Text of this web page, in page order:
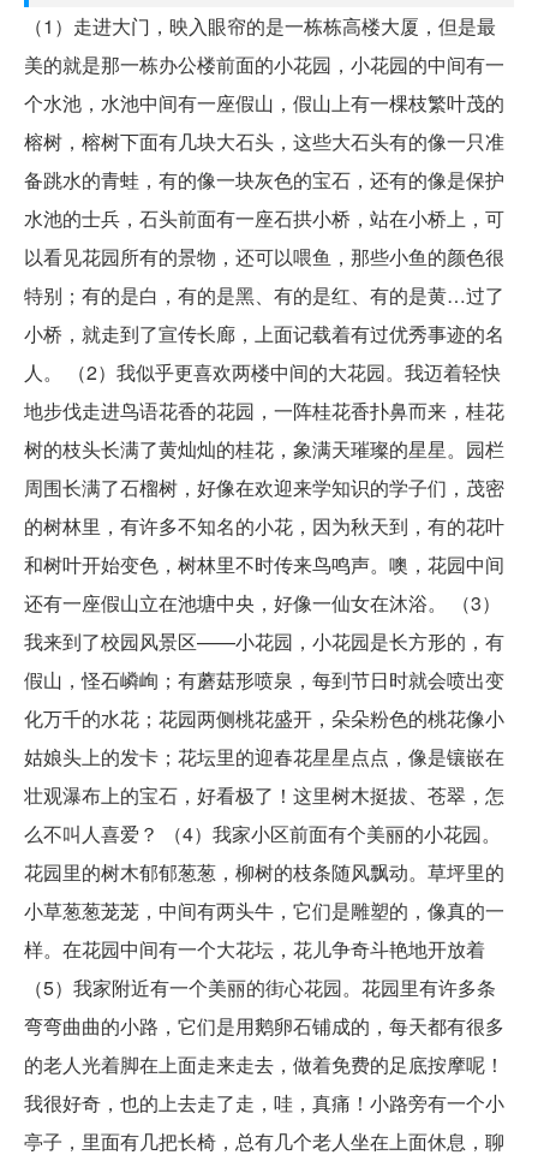
（1）走进大门，映入眼帘的是一栋栋高楼大厦，但是最
美的就是那一栋办公楼前面的小花园，小花园的中间有一
个水池，水池中间有一座假山，假山上有一棵枝繁叶茂的
榕树，榕树下面有几块大石头，这些大石头有的像一只准
备跳水的青蛙，有的像一块灰色的宝石，还有的像是保护
水池的士兵，石头前面有一座石拱小桥，站在小桥上，可
以看见花园所有的景物，还可以喂鱼，那些小鱼的颜色很
特别；有的是白，有的是黑、有的是红、有的是黄…过了
小桥，就走到了宣传长廊，上面记载着有过优秀事迹的名
人。 （2）我似乎更喜欢两楼中间的大花园。我迈着轻快
地步伐走进鸟语花香的花园，一阵桂花香扑鼻而来，桂花
树的枝头长满了黄灿灿的桂花，象满天璀璨的星星。园栏
周围长满了石榴树，好像在欢迎来学知识的学子们，茂密
的树林里，有许多不知名的小花，因为秋天到，有的花叶
和树叶开始变色，树林里不时传来鸟鸣声。噢，花园中间
还有一座假山立在池塘中央，好像一仙女在沐浴。 （3）
我来到了校园风景区——小花园，小花园是长方形的，有
假山，怪石嶙峋；有蘑菇形喷泉，每到节日时就会喷出变
化万千的水花；花园两侧桃花盛开，朵朵粉色的桃花像小
姑娘头上的发卡；花坛里的迎春花星星点点，像是镶嵌在
壮观瀑布上的宝石，好看极了！这里树木挺拔、苍翠，怎
么不叫人喜爱？ （4）我家小区前面有个美丽的小花园。
花园里的树木郁郁葱葱，柳树的枝条随风飘动。草坪里的
小草葱葱茏茏，中间有两头牛，它们是雕塑的，像真的一
样。在花园中间有一个大花坛，花儿争奇斗艳地开放着
（5）我家附近有一个美丽的街心花园。花园里有许多条
弯弯曲曲的小路，它们是用鹅卵石铺成的，每天都有很多
的老人光着脚在上面走来走去，做着免费的足底按摩呢！
我很好奇，也的上去走了走，哇，真痛！小路旁有一个小
亭子，里面有几把长椅，总有几个老人坐在上面休息，聊